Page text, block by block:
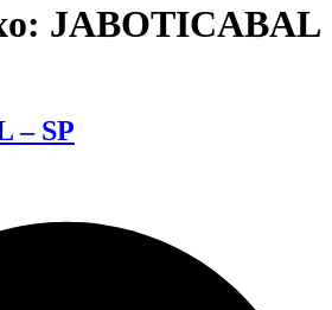
JABOTICABAL
– SP